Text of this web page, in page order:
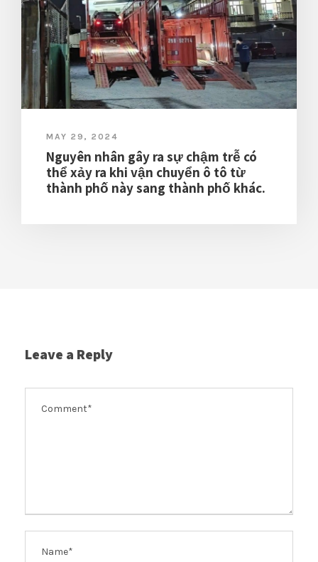
MAY 29, 2024
Nguyên nhân gây ra sự chậm trễ có
thể xảy ra khi vận chuyển ô tô từ
thành phố này sang thành phố khác.
Leave a Reply